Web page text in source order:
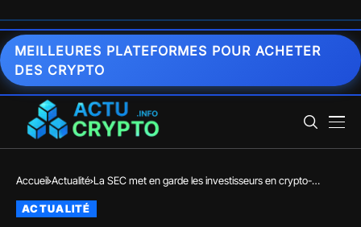
MEILLEURES PLATEFORMES POUR ACHETER
DES CRYPTO
Accueil Actualité La SEC met en garde les investisseurs en crypto-
ACTUALITÉ